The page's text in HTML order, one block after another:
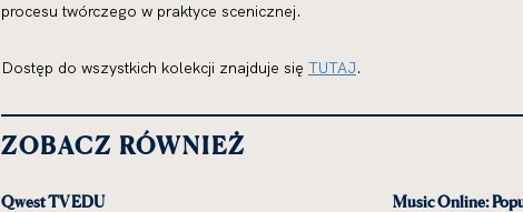
procesu twórczego w praktyce scenicznej.
Dostęp do wszystkich kolekcji znajduje się TUTAJ.
ZOBACZ RÓWNIEŻ
Qwest TV EDU
Music Online: